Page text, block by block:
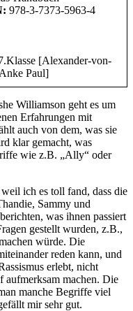
978-3-7373-5963-4
[Alexander-von-
Paul]
Williamson geht es um
Erfahrungen mit
auch von dem, was sie
klar gemacht, was
wie z.B. „Ally“ oder
ich es toll fand, dass die
Sammy und
was ihnen passiert
gestellt wurden, z.B.,
würde. Die
reden kann, und
erlebt, nicht
aufmerksam machen. Die
manche Begriffe viel
mir sehr gut.